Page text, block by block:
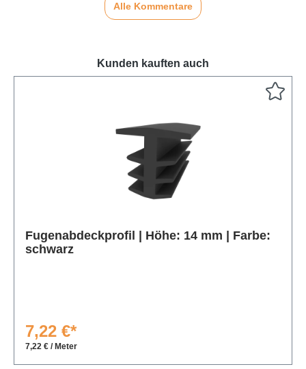
Alle Kommentare
Kunden kauften auch
Fugenabdeckprofil | Höhe: 14 mm | Farbe:
schwarz
7,22 €*
7,22 € / Meter